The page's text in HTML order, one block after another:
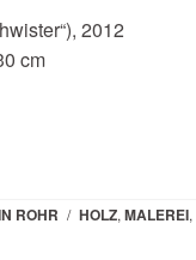
2012
cm
ROHR / HOLZ, MALEREI,